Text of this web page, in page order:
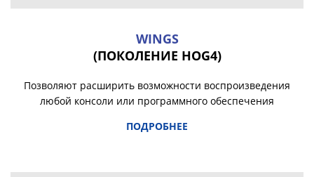
WINGS
(ПОКОЛЕНИЕ HOG4)
Позволяют расширить возможности воспроизведения
любой консоли или программного обеспечения
ПОДРОБНЕЕ